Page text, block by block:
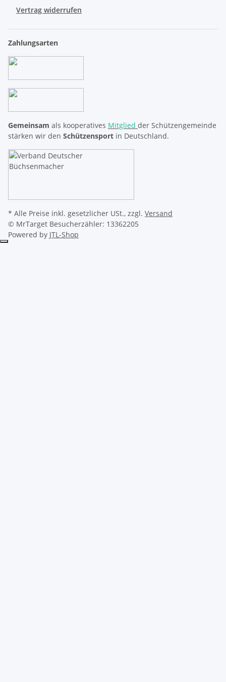
Vertrag widerrufen
Zahlungsarten
Gemeinsam als kooperatives Mitglied der Schützengemeinde
stärken wir den Schützensport in Deutschland.
* Alle Preise inkl. gesetzlicher USt., zzgl. Versand
© MrTarget Besucherzähler: 13362205
Powered by JTL-Shop